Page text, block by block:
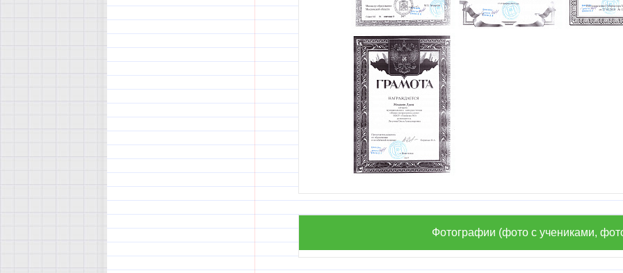
Фотографии (фото с учениками,